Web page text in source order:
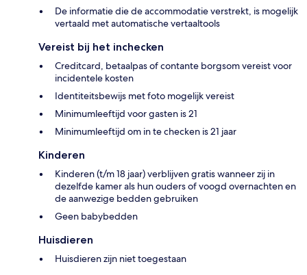
De informatie die de accommodatie verstrekt, is mogelijk
vertaald met automatische vertaaltools
Vereist bij het inchecken
Creditcard, betaalpas of contante borgsom vereist voor
incidentele kosten
Identiteitsbewijs met foto mogelijk vereist
Minimumleeftijd voor gasten is 21
Minimumleeftijd om in te checken is 21 jaar
Kinderen
Kinderen (t/m 18 jaar) verblijven gratis wanneer zij in
dezelfde kamer als hun ouders of voogd overnachten en
de aanwezige bedden gebruiken
Geen babybedden
Huisdieren
Huisdieren zijn niet toegestaan